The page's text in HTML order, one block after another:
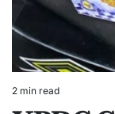
Estimated
read
2 min read